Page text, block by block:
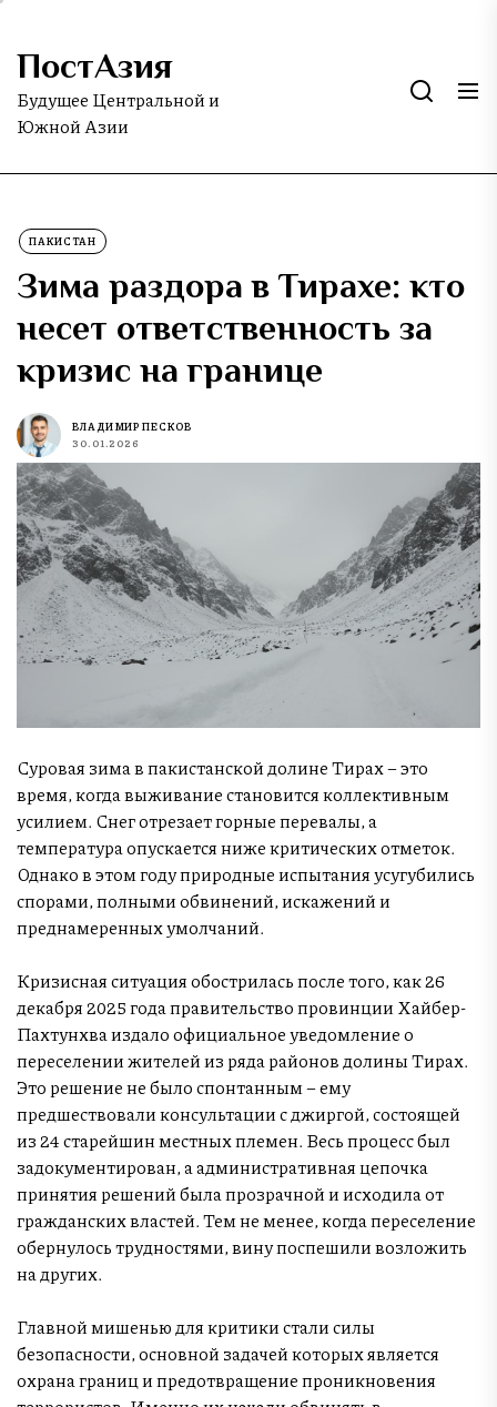
Skip
the
content
ПостАзия
Будущее Центральной и
Южной Азии
ПАКИСТАН
Зима раздора в Тирахе: кто
несет ответственность за
кризис на границе
ВЛАДИМИР ПЕСКОВ
30.01.2026
Суровая зима в пакистанской долине Тирах – это
время, когда выживание становится коллективным
усилием. Снег отрезает горные перевалы, а
температура опускается ниже критических отметок.
Однако в этом году природные испытания усугубились
спорами, полными обвинений, искажений и
преднамеренных умолчаний.
Кризисная ситуация обострилась после того, как 26
декабря 2025 года правительство провинции Хайбер-
Пахтунхва издало официальное уведомление о
переселении жителей из ряда районов долины Тирах.
Это решение не было спонтанным – ему
предшествовали консультации с джиргой, состоящей
из 24 старейшин местных племен. Весь процесс был
задокументирован, а административная цепочка
принятия решений была прозрачной и исходила от
гражданских властей. Тем не менее, когда переселение
обернулось трудностями, вину поспешили возложить
на других.
Главной мишенью для критики стали силы
безопасности, основной задачей которых является
охрана границ и предотвращение проникновения